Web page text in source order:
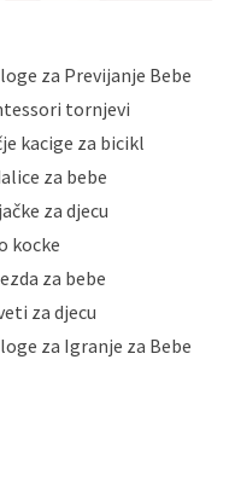
pročitati ovdje i
tehničkih i
podataka od
otkrivanja,
privatnost svojih
čuva povjerljivost
pristup i
samo onim svojim
radi provedbe
Napominjemo
ili djelomice,
Vaših osobnih
podnijeti poštom na
na adresu:
za Previjanje Bebe
tornjevi
kacige za bicikl
za bebe
za djecu
kocke
za bebe
za djecu
za Igranje za Bebe